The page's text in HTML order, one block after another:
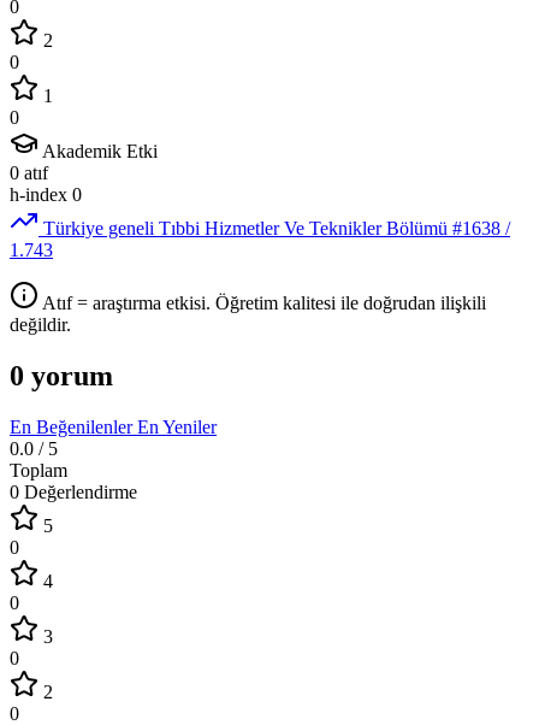
0
2
0
1
0
Akademik Etki
0 atıf
h-index 0
Türkiye geneli Tıbbi Hizmetler Ve Teknikler Bölümü #1638 /
1.743
Atıf = araştırma etkisi. Öğretim kalitesi ile doğrudan ilişkili
değildir.
0 yorum
En BeğenilenlerEn Yeniler
0.0 / 5
Toplam
0 Değerlendirme
5
0
4
0
3
0
2
0